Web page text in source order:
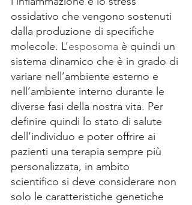
ossidativo che vengono sostenuti
dalla produzione di specifiche
molecole. L’esposoma è quindi un
sistema dinamico che è in grado di
variare nell’ambiente esterno e
nell’ambiente interno durante le
diverse fasi della nostra vita. Per
definire quindi lo stato di salute
dell’individuo e poter offrire ai
pazienti una terapia sempre più
personalizzata, in ambito
scientifico si deve considerare non
solo le caratteristiche genetiche